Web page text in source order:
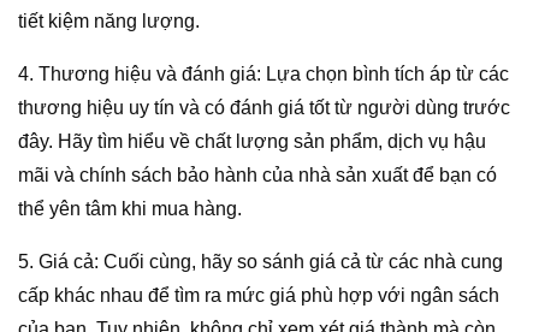
tiết kiệm năng lượng.
4. Thương hiệu và đánh giá: Lựa chọn bình tích áp từ các
thương hiệu uy tín và có đánh giá tốt từ người dùng trước
đây. Hãy tìm hiểu về chất lượng sản phẩm, dịch vụ hậu
mãi và chính sách bảo hành của nhà sản xuất để bạn có
thể yên tâm khi mua hàng.
5. Giá cả: Cuối cùng, hãy so sánh giá cả từ các nhà cung
cấp khác nhau để tìm ra mức giá phù hợp với ngân sách